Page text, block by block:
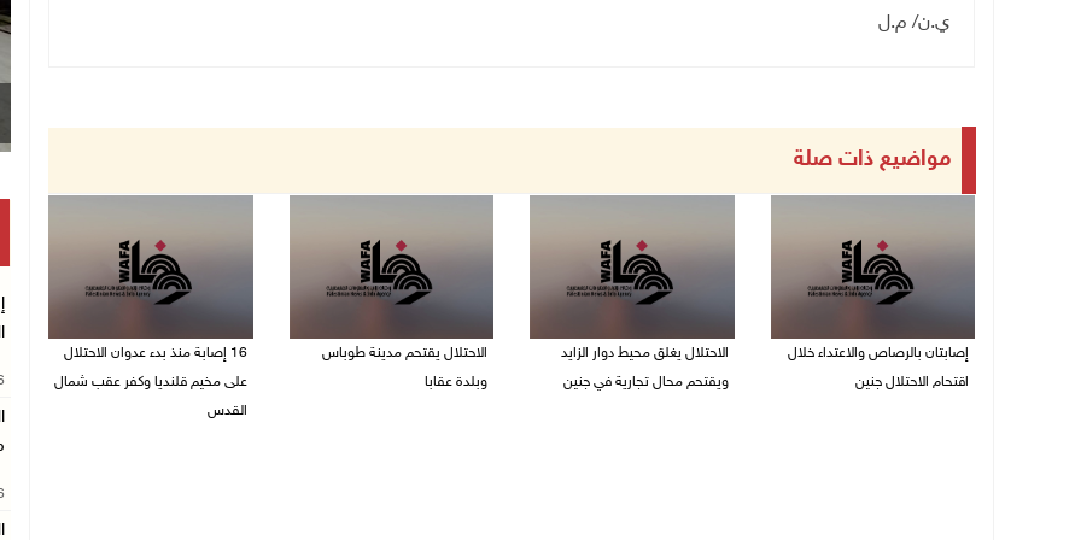
ي.ن/ م.ل
مواضيع ذات صلة
إصابتان بالرصاص والاعتداء خلال
اقتحام الاحتلال جنين
الاحتلال يغلق محيط دوار الزايد
ويقتحم محال تجارية في جنين
الاحتلال يقتحم مدينة طوباس
وبلدة عقابا
16 إصابة منذ بدء عدوان الاحتلال
على مخيم قلنديا وكفر عقب شمال
القدس